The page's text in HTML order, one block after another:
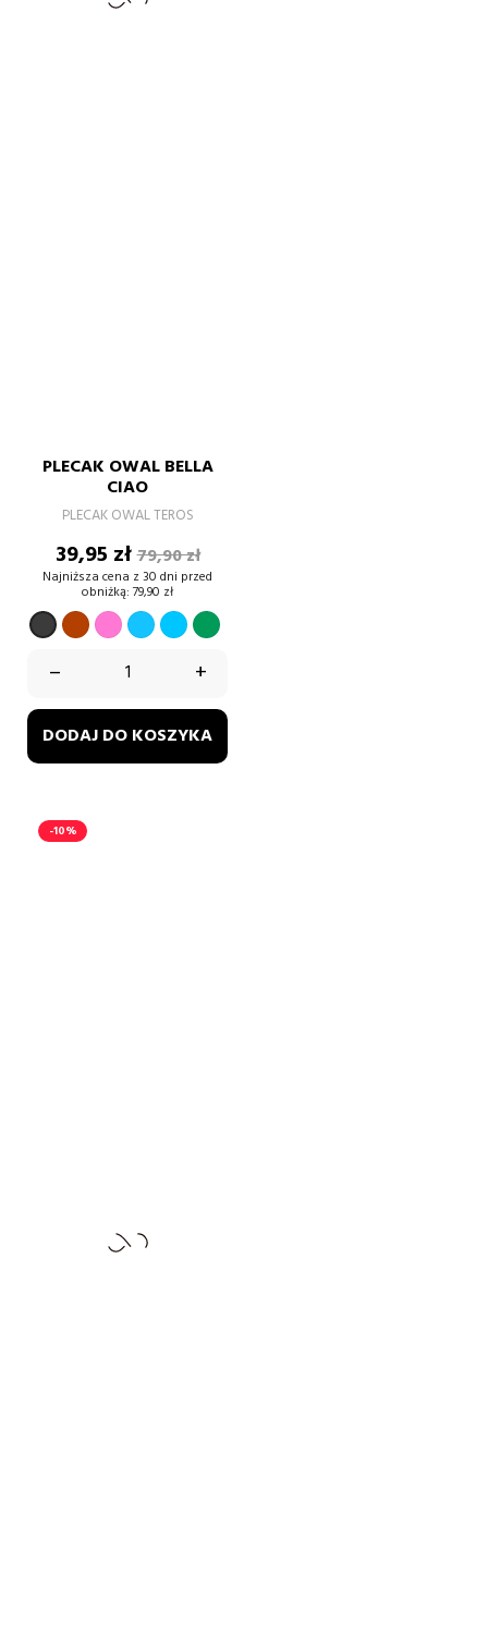
PLECAK OWAL BELLA
CIAO
PLECAK OWAL TEROS
Cena
39,95 złCena
podstawowa
79,90 zł
Najniższa cena z 30 dni przed
obniżką: 79,90 zł
CzarnyBordowyRóżowyTurkusowy
Królewski
melanż
Zielony
– +
DODAJ DO KOSZYKA
-10%